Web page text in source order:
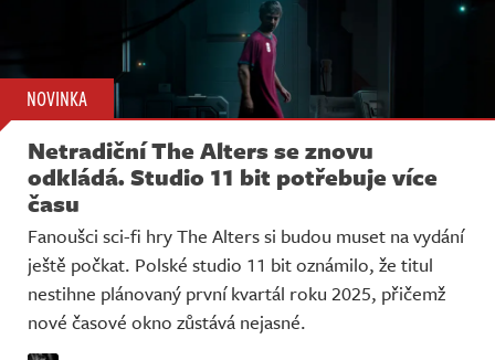
NOVINKA
Netradiční The Alters se znovu
odkládá. Studio 11 bit potřebuje více
času
Fanoušci sci-fi hry The Alters si budou muset na vydání
ještě počkat. Polské studio 11 bit oznámilo, že titul
nestihne plánovaný první kvartál roku 2025, přičemž
nové časové okno zůstává nejasné.